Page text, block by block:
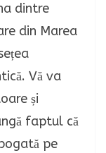
dintre
din Marea
Vă va
și
faptul că
pe